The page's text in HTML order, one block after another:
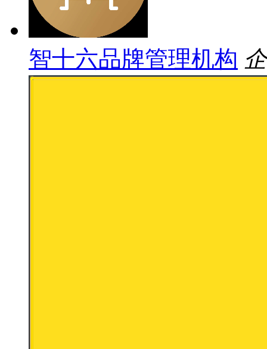
智十六品牌管理机构 企